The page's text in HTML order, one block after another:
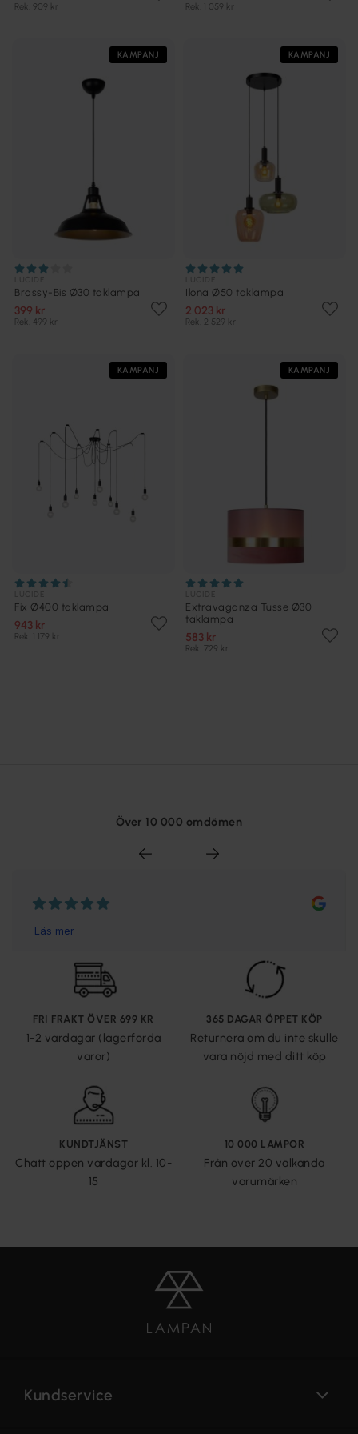
Rek. 909 kr Rek. 1 059 kr
KAMPANJ
Brassy-Bis Ø30 taklampa
399 kr
Rek. 499 kr
KAMPANJ
Ilona Ø50 taklampa
2 023 kr
Rek. 2 529 kr
KAMPANJ
Fix Ø400 taklampa
943 kr
Rek. 1 179 kr
KAMPANJ
Extravaganza Tusse Ø30
taklampa
583 kr
Rek. 729 kr
Över 10 000 omdömen
FRI FRAKT ÖVER 699 KR
1-2 vardagar (lagerförda
varor)
365 DAGAR ÖPPET KÖP
Returnera om du inte skulle
vara nöjd med ditt köp
KUNDTJÄNST
Chatt öppen vardagar kl. 10-
15
10 000 LAMPOR
Från över 20 välkända
varumärken
Kundservice